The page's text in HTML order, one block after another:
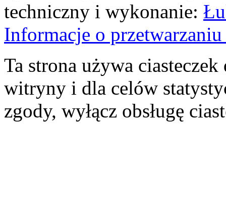
techniczny i wykonanie:
Informacje o
Ta strona używa
witryny i dla celów
zgody, wyłącz obsługę